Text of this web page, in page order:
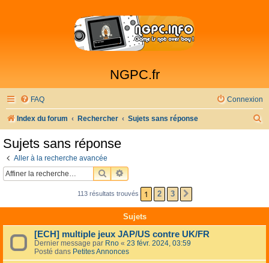
NGPC.fr
FAQ Connexion
Index du forum Rechercher Sujets sans réponse
h
r
Sujets sans réponse
Aller à la recherche avancée
RECHERCHER
RECHERCHE AVANCÉE
113 résultats trouvés 1 2 3
Sujets
[ECH] multiple jeux JAP/US contre UK/FR
Dernier message par Rno « 23 févr. 2024, 03:59
Posté dans Petites Annonces